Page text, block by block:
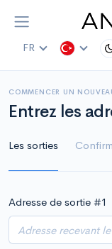
FR
COMMENCER UN
Entrez les
Les sorties
Adresse de sortie #1